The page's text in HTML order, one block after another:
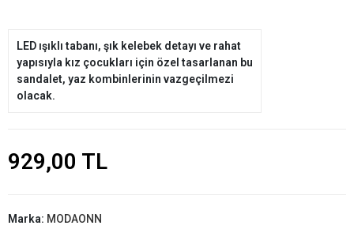
LED ışıklı tabanı, şık kelebek detayı ve rahat
yapısıyla kız çocukları için özel tasarlanan bu
sandalet, yaz kombinlerinin vazgeçilmezi
olacak.
929,00 TL
Marka: MODAONN